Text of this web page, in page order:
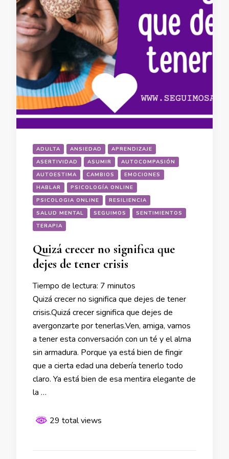
ADULTA ANSIEDAD
APRENDIZAJE
ASERTIVIDAD
ASUMIR
AUTOCOMPASIÓN
AUTOESTIMA
CAMBIOS
EMOCIONES
HABLAR
PSICOLOGÍA ONLINE
PSICOLOGIA ONLINE
RESILIENCIA
SALUD MENTAL
SEGUIMOS
SENTIMIENTOS
TERAPIA
Quizá crecer no significa que
dejes de tener crisis
Tiempo de lectura: 7 minutos
Quizá crecer no significa que dejes de tener
crisis.Quizá crecer significa que dejes de
avergonzarte por tenerlas.Ven, amiga, vamos
a tener esta conversación con un té y el alma
sin armadura. Porque ya está bien de fingir
que a cierta edad una debería tenerlo todo
claro. Ya está bien de esa mentira elegante de
la …
29 total views